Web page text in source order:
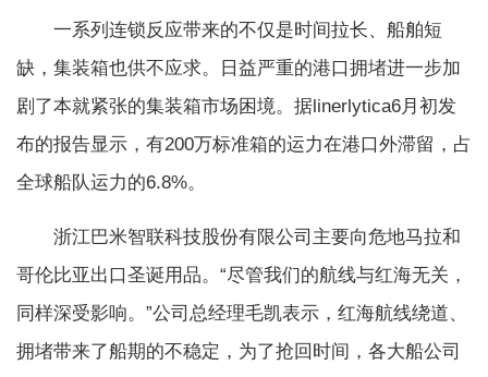
一系列连锁反应带来的不仅是时间拉长、船舶短
缺，集装箱也供不应求。日益严重的港口拥堵进一步加
剧了本就紧张的集装箱市场困境。据linerlytica6月初发
布的报告显示，有200万标准箱的运力在港口外滞留，占
全球船队运力的6.8%。
浙江巴米智联科技股份有限公司主要向危地马拉和
哥伦比亚出口圣诞用品。“尽管我们的航线与红海无关，
同样深受影响。”公司总经理毛凯表示，红海航线绕道、
拥堵带来了船期的不稳定，为了抢回时间，各大船公司